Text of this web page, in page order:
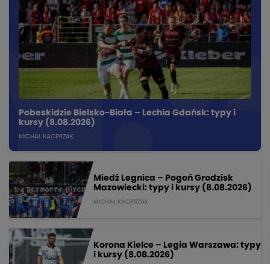
Pobeskidzie Bielsko-Biała – Lechia Gdańsk: typy i
kursy (8.08.2026)
MICHAL KACPRZAK
Miedź Legnica – Pogoń Grodzisk
Mazowiecki: typy i kursy (8.08.2026)
MICHAL KACPRZAK
Korona Kielce – Legia Warszawa: typy
i kursy (8.08.2026)